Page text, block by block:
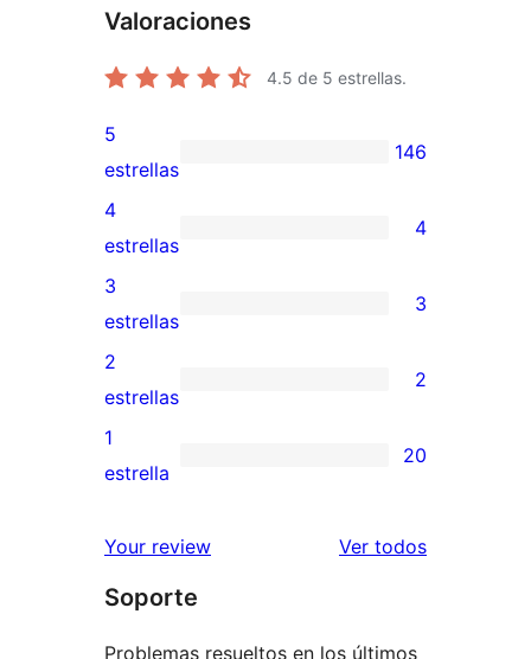
Valoraciones
4.5 de 5 estrellas.
146
valoraciones
de
5
estrellas
5
estrellas
146
4
valoraciones
de
4
estrellas
4
estrellas
4
3
valoraciones
de
3
estrellas
3
estrellas
3
2
valoraciones
de
estrellas
2
estrellas
2
20
de
estrellas
1
estrella
20
Your review Ver todoslos
Soporte
Problemas resueltos en los últimos